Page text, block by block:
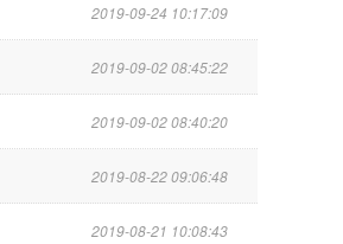
2019-09-24 10:17:09
2019-09-02 08:45:22
2019-09-02 08:40:20
2019-08-22 09:06:48
2019-08-21 10:08:43